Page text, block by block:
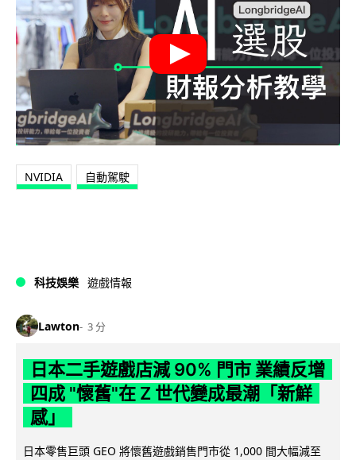
NVIDIA 自動駕駛
科技娛樂 遊戲情報
Lawton 3 分
日本二手遊戲店減 90% 門市 業績反增
四成 "懷舊"在 Z 世代變成最潮「新鮮
感」
日本零售巨頭 GEO 將懷舊遊戲銷售門市從 1,000 間大幅減至